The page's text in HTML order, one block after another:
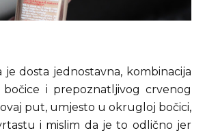
je dosta jednostavna, kombinacija
i prepoznatljivog crvenog
put, umjesto u okrugloj bočici,
i mislim da je to odlično jer